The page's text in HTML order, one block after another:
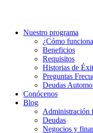
Nuestro programa
¿Cómo
Beneficios
Requisitos
Historias de
Preguntas
Deudas
Conócenos
Blog
Administración
Deudas
Negocios y